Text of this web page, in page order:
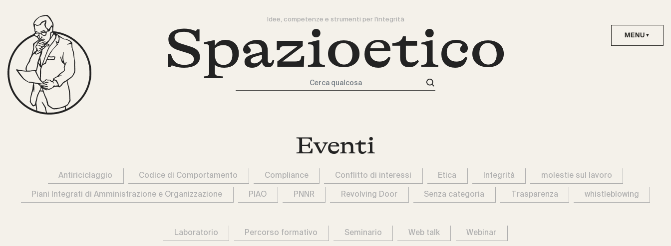
Idee, competenze e strumenti per l'integrità
Spazioetico
Eventi
Antiriciclaggio Codice di Comportamento Compliance Conflitto di interessi Etica Integrità molestie sul lavoro
Piani Integrati di Amministrazione e Organizzazione PIAO PNNR Revolving Door Senza categoria Trasparenza whistleblowing
Laboratorio Percorso formativo Seminario Web talk Webinar